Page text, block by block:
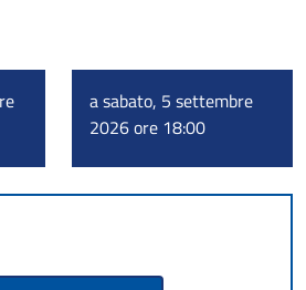
a sabato, 5 settembre
2026 ore 18:00